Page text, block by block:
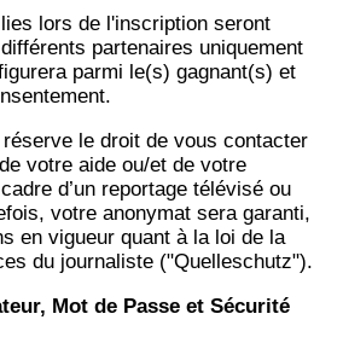
lors de l'inscription seront
partenaires uniquement
parmi le(s) gagnant(s) et
le droit de vous contacter
votre aide ou/et de votre
d’un reportage télévisé ou
votre anonymat sera garanti,
en vigueur quant à la loi de la
du journaliste ("Quelleschutz").
Mot de Passe et Sécurité